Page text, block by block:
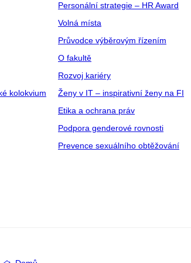
kolokvium
Personální strategie – HR Award
Volná místa
Průvodce výběrovým řízením
O fakultě
Rozvoj kariéry
Ženy v IT – inspirativní ženy na FI
Etika a ochrana práv
Podpora genderové rovnosti
Prevence sexuálního obtěžování